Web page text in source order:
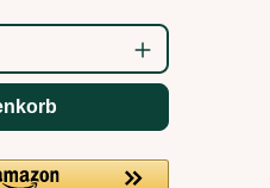
den gewünschten